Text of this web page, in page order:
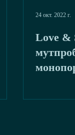
Love &
24 окт. 2022 г.